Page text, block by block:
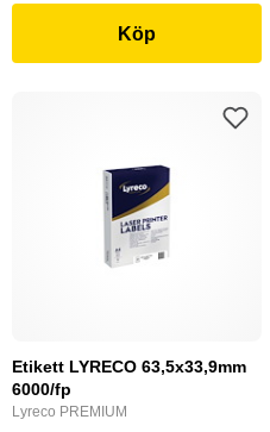
Köp
Etikett LYRECO 63,5x33,9mm
6000/fp
Lyreco PREMIUM